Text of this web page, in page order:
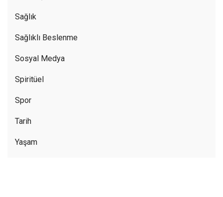
Sağlık
Sağlıklı Beslenme
Sosyal Medya
Spiritüel
Spor
Tarih
Yaşam